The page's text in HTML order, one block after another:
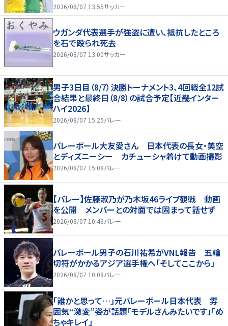
2026/08/07 13:55サッカー
ウガンダ代表選手が強盗に遭い、抵抗したところ
を石で殴られ死去
2026/08/07 13:00サッカー
男子3日目（8/7）決勝トーナメント3、4回戦全12試
合結果と最終日（8/8）の試合予定【近畿インター
ハイ2026】
2026/08/07 15:25バレー
バレーボール大友愛さん 日本代表の長女・美空
とディズニーシー カチューシャ着けて動画撮影
2026/08/07 15:08バレー
【バレー】佐藤淑乃が乃木坂46ライブ観戦 動画
を公開 メンバーとの対面では固まって話せず
2026/08/07 10:46バレー
バレーボール男子の石川祐希がVNL報告 五輪
切符がかかるアジア選手権へ「そしてここから」
2026/08/07 10:08バレー
「誰かと思って…」元バレーボール日本代表 雰
囲気“激変”姿が話題「モデルさんみたいです」「め
ちゃキレイ」